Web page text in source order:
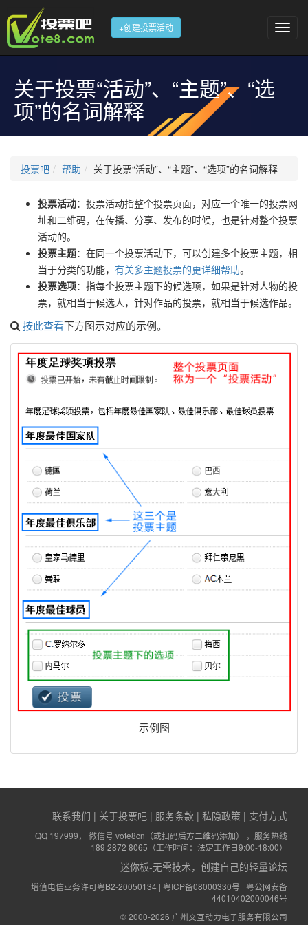
+创建投票活动
关于投票“活动”、“主题”、“选
项”的名词解释
投票吧 帮助 关于投票“活动”、“主题”、“选项”的名词解释
投票活动：投票活动指整个投票页面，对应一个唯一的投票网
址和二维码，在传播、分享、发布的时候，也是针对整个投票
活动的。
投票主题：在同一个投票活动下，可以创建多个投票主题，相
当于分类的功能， 有关多主题投票的更详细帮助。
投票选项：指每个投票主题下的候选项，如果是针对人物的投
票，就相当于候选人，针对作品的投票，就相当于候选作品。
按此查看下方图示对应的示例。
示例图
联系我们 | 关于投票吧 | 服务条款 | 私隐政策 | 支付方式
QQ 197999， 微信号 vote8cn（或扫码后方二维码添加） ，服务热线
189 2872 8065（工作时间：法定工作日9:00-18:00）
迷你板-无需技术，创建自己的轻量论坛
增值电信业务许可粤B2-20050134 | 粤ICP备08000330号 | 粤公网安备
44010402000046号
© 2000-2026 广州交互动力电子服务有限公司